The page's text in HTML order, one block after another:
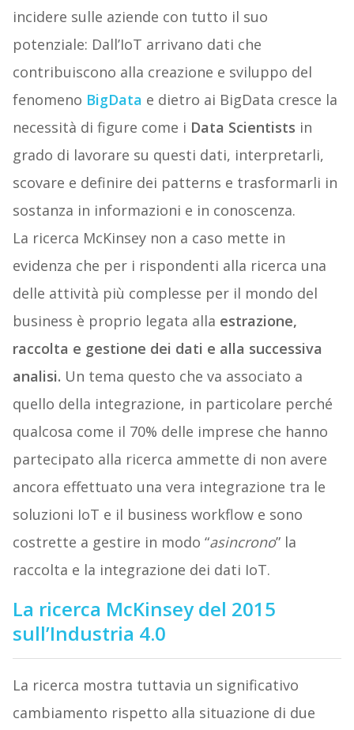
incidere sulle aziende con tutto il suo
potenziale: Dall’IoT arrivano dati che
contribuiscono alla creazione e sviluppo del
fenomeno BigData e dietro ai BigData cresce la
necessità di figure come i Data Scientists in
grado di lavorare su questi dati, interpretarli,
scovare e definire dei patterns e trasformarli in
sostanza in informazioni e in conoscenza.
La ricerca McKinsey non a caso mette in
evidenza che per i rispondenti alla ricerca una
delle attività più complesse per il mondo del
business è proprio legata alla estrazione,
raccolta e gestione dei dati e alla successiva
analisi. Un tema questo che va associato a
quello della integrazione, in particolare perché
qualcosa come il 70% delle imprese che hanno
partecipato alla ricerca ammette di non avere
ancora effettuato una vera integrazione tra le
soluzioni IoT e il business workflow e sono
costrette a gestire in modo “asincrono” la
raccolta e la integrazione dei dati IoT.
La ricerca McKinsey del 2015
sull’Industria 4.0
La ricerca mostra tuttavia un significativo
cambiamento rispetto alla situazione di due